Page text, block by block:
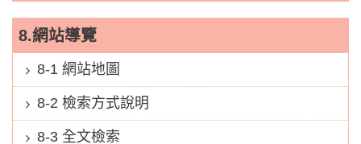
8.網站導覽
8-1 網站地圖
8-2 檢索方式說明
8-3 全文檢索